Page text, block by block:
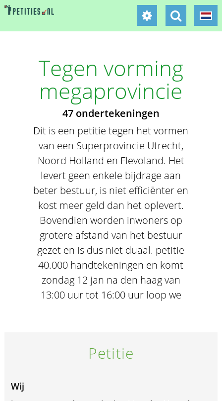
Tegen vorming
megaprovincie
47 ondertekeningen
Dit is een petitie tegen het vormen
van een Superprovincie Utrecht,
Noord Holland en Flevoland. Het
levert geen enkele bijdrage aan
beter bestuur, is niet efficiënter en
kost meer geld dan het oplevert.
Bovendien worden inwoners op
grotere afstand van het bestuur
gezet en is dus niet duaal. petitie
40.000 handtekeningen en komt
zondag 12 jan na den haag van
13:00 uur tot 16:00 uur loop we
Petitie
Wij